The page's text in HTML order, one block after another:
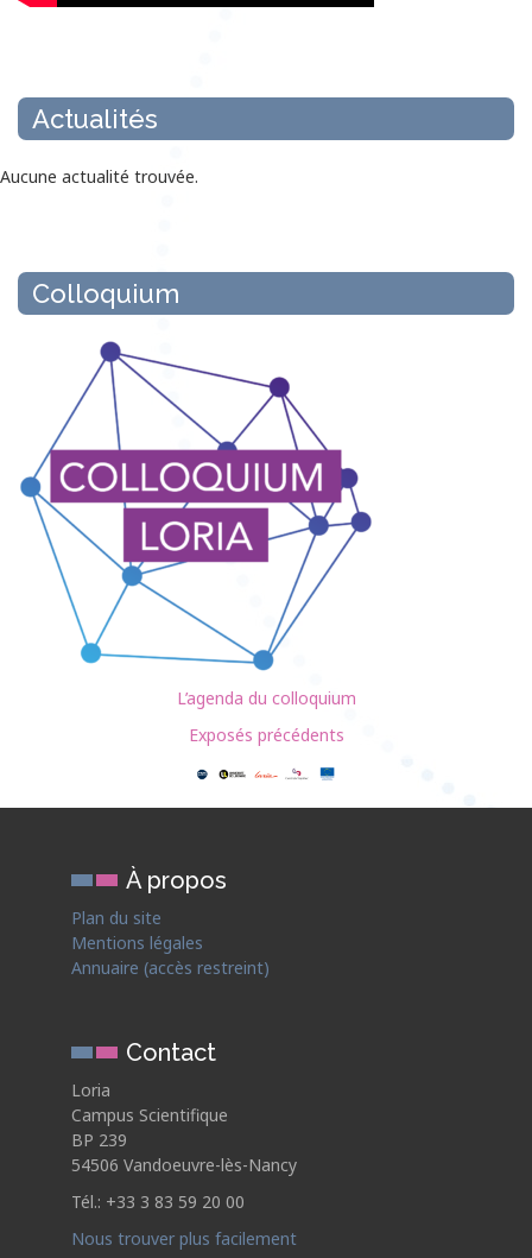
Actualités
Aucune actualité trouvée.
Colloquium
L’agenda du colloquium
Exposés précédents
À propos
Plan du site
Mentions légales
Annuaire (accès restreint)
Contact
Loria
Campus Scientifique
BP 239
54506 Vandoeuvre-lès-Nancy
Tél.: +33 3 83 59 20 00
Nous trouver plus facilement